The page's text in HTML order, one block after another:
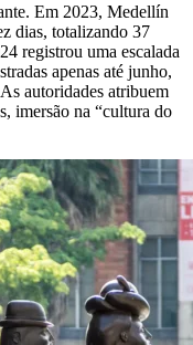
Em 2023, Medellín
dias, totalizando 37
registrou uma escalada
apenas até junho,
autoridades atribuem
imersão na “cultura do